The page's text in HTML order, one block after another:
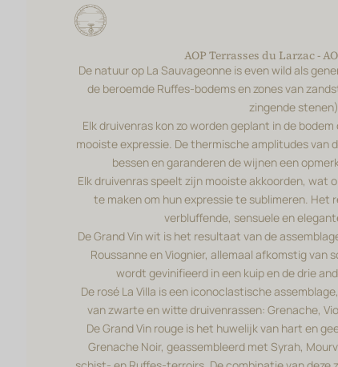
AOP Terrasses du Larzac -
De natuur op La Sauvageonne is even wild als
de beroemde Ruffes-bodems en zones van
zingende stenen).
Elk druivenras kon zo worden geplant in de
mooiste expressie. De thermische amplitudes van
bessen en garanderen de wijnen een
Elk druivenras speelt zijn mooiste akkoorden, wat
te maken om hun expressie te sublimeren. Het
verbluffende, sensuele en
De Grand Vin wit is het resultaat van de
Roussanne en Viognier, allemaal afkomstig van
wordt gevinifieerd in een kuip en de drie
De rosé La Villa is een iconoclastische
van zwarte en witte druivenrassen: Grenache,
De Grand Vin rouge is het huwelijk van hart en
Grenache Noir, geassembleerd met Syrah,